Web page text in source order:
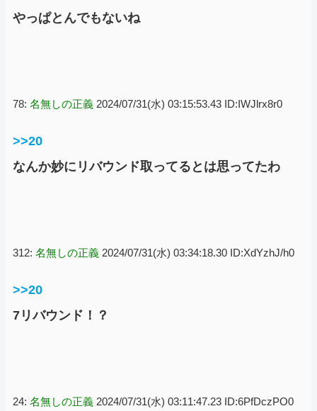
やっぱとんでもないね
78: 名無しの正義 2024/07/31(水) 03:15:53.43 ID:IWJlrx8r0
>>20
なんか妙にリバウンド取ってるとは思ってたわ
312: 名無しの正義 2024/07/31(水) 03:34:18.30 ID:XdYzhJ/h0
>>20
7リバウンド！？
24: 名無しの正義 2024/07/31(水) 03:11:47.23 ID:6PfDczPO0